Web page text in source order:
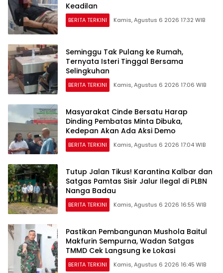
Keadilan
BERITA TERKINI Kamis, Agustus 6 2026 17:32 WIB
Seminggu Tak Pulang ke Rumah,
Ternyata Isteri Tinggal Bersama
Selingkuhan
BERITA TERKINI Kamis, Agustus 6 2026 17:06 WIB
Masyarakat Cinde Bersatu Harap
Dinding Pembatas Minta Dibuka,
Kedepan Akan Ada Aksi Demo
BERITA TERKINI Kamis, Agustus 6 2026 17:04 WIB
Tutup Jalan Tikus! Karantina Kalbar dan
Satgas Pamtas Sisir Jalur Ilegal di PLBN
Nanga Badau
BERITA TERKINI Kamis, Agustus 6 2026 16:55 WIB
Pastikan Pembangunan Mushola Baitul
Makfurin Sempurna, Wadan Satgas
TMMD Cek Langsung ke Lokasi
BERITA TERKINI Kamis, Agustus 6 2026 16:45 WIB